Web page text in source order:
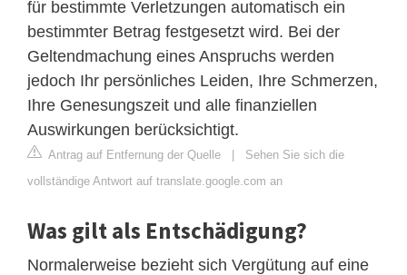
für bestimmte Verletzungen automatisch ein
bestimmter Betrag festgesetzt wird. Bei der
Geltendmachung eines Anspruchs werden
jedoch Ihr persönliches Leiden, Ihre Schmerzen,
Ihre Genesungszeit und alle finanziellen
Auswirkungen berücksichtigt.
Antrag auf Entfernung der Quelle | Sehen Sie sich die
vollständige Antwort auf translate.google.com an
Was gilt als Entschädigung?
Normalerweise bezieht sich Vergütung auf eine